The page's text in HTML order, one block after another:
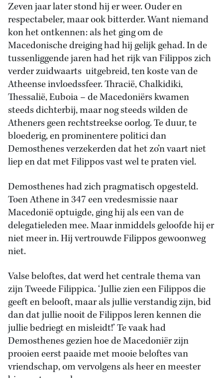
Zeven jaar later stond hij er weer. Ouder en
respectabeler, maar ook bitterder. Want niemand
kon het ontkennen: als het ging om de
Macedonische dreiging had hij gelijk gehad. In de
tussenliggende jaren had het rijk van Filippos zich
verder zuidwaarts uitgebreid, ten koste van de
Atheense invloedssfeer. Thracië, Chalkidiki,
Thessalië, Euboia – de Macedoniërs kwamen
steeds dichterbij, maar nog steeds wilden de
Atheners geen rechtstreekse oorlog. Te duur, te
bloederig, en prominentere politici dan
Demosthenes verzekerden dat het zo’n vaart niet
liep en dat met Filippos vast wel te praten viel.
Demosthenes had zich pragmatisch opgesteld.
Toen Athene in 347 een vredesmissie naar
Macedonië optuigde, ging hij als een van de
delegatieleden mee. Maar inmiddels geloofde hij er
niet meer in. Hij vertrouwde Filippos gewoonweg
niet.
Valse beloftes, dat werd het centrale thema van
zijn Tweede Filippica. ‘Jullie zien een Filippos die
geeft en belooft, maar als jullie verstandig zijn, bid
dan dat jullie nooit de Filippos leren kennen die
jullie bedriegt en misleidt!’ Te vaak had
Demosthenes gezien hoe de Macedoniër zijn
prooien eerst paaide met mooie beloftes van
vriendschap, om vervolgens als heer en meester